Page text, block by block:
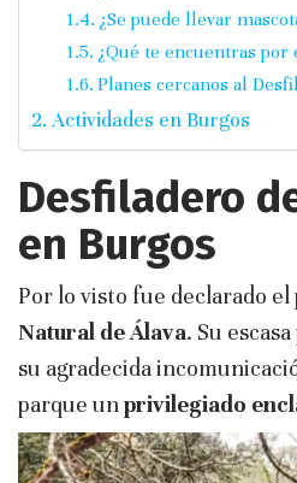
¿Se puede llevar
¿Qué te encuentras por
Planes cercanos al
Actividades en Burgos
Desfiladero
en Burgos
Por lo visto fue declarado
Natural de Álava. Su
su agradecida
parque unprivilegiado